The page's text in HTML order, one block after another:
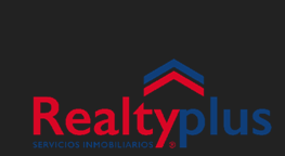
Terreno en venta Lomas de Santa Elena Sur
K
Lomas de Santa Elena Sur
Precio